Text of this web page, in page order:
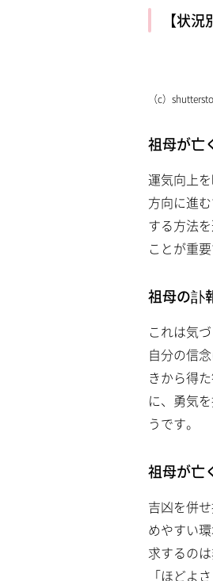
【状
（c）
祖母が亡
運気向上
方向に進
する方法
ことが重要
祖母の訃
これは気
自分の信
きから得
に、勇気
うです。
祖母が亡
吉凶を併
めやすい
求するの
「ほどよ